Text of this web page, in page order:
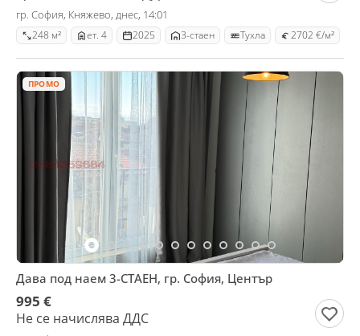
гр. София, Княжево, днес, 14:01
248 м² ет. 4 2025 3-стаен Тухла 2702 €/м²
ПРОМО
Дава под наем 3-СТАЕН, гр. София, Център
995 €
Не се начислява ДДС